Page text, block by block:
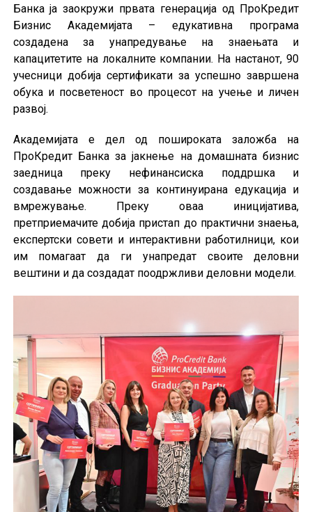
Банка ја заокружи првата генерација од ПроКредит
Бизнис Академијата – едукативна програма
создадена за унапредување на знаењата и
капацитетите на локалните компании. На настанот, 90
учесници добија сертификати за успешно завршена
обука и посветеност во процесот на учење и личен
развој.
Академијата е дел од пошироката заложба на
ПроКредит Банка за јакнење на домашната бизнис
заедница преку нефинансиска поддршка и
создавање можности за континуирана едукација и
вмрежување. Преку оваа иницијатива,
претприемачите добија пристап до практични знаења,
експертски совети и интерактивни работилници, кои
им помагаат да ги унапредат своите деловни
вештини и да создадат поодржливи деловни модели.